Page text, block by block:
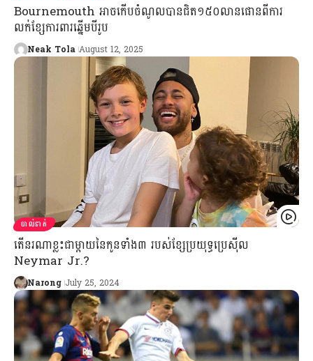
Bournemouth អាចកើបចំណូលបានជិត១៥០លានផោនពីការ
លក់ខ្សែការពារឆ្នើមបីរូប
Neak Tola August 12, 2025
បាល់ទាត់
តើនរណាខ្លះជាម្ដាយនៃកូនទាំង៣ របស់​ខ្សែប្រយុទ្ធប្រេស៊ីល
Neymar Jr.?
Narong July 25, 2024